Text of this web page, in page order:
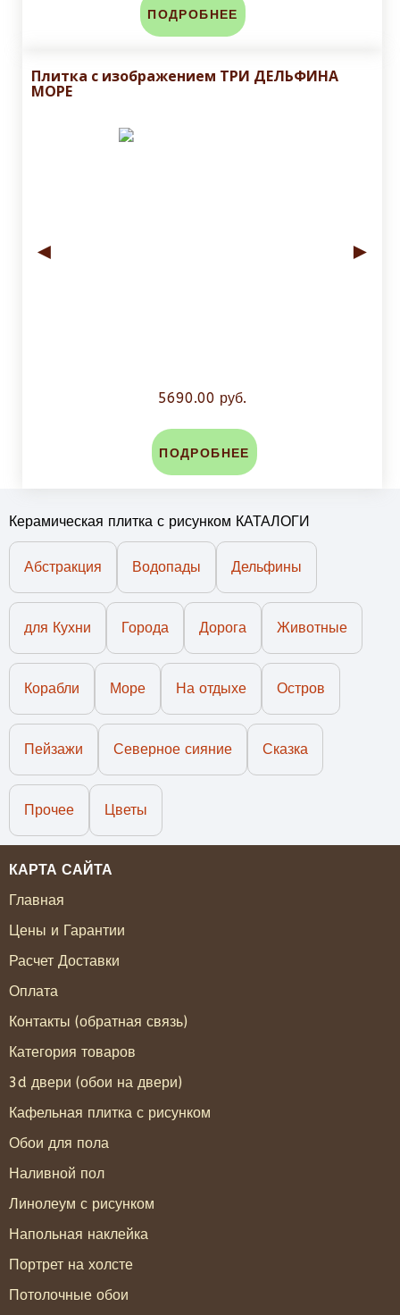
ПОДРОБНЕЕ
Плитка с изображением ТРИ ДЕЛЬФИНА
МОРЕ
◄ ►
5690.00 руб.
ПОДРОБНЕЕ
Керамическая плитка с рисунком КАТАЛОГИ
Абстракция Водопады Дельфины
для Кухни Города Дорога Животные
Корабли Море На отдыхе Остров
Пейзажи Северное сияние Сказка
Прочее Цветы
КАРТА САЙТА
Главная
Цены и Гарантии
Расчет Доставки
Оплата
Контакты (обратная связь)
Категория товаров
3d двери (обои на двери)
Кафельная плитка с рисунком
Обои для пола
Наливной пол
Линолеум с рисунком
Напольная наклейка
Портрет на холсте
Потолочные обои